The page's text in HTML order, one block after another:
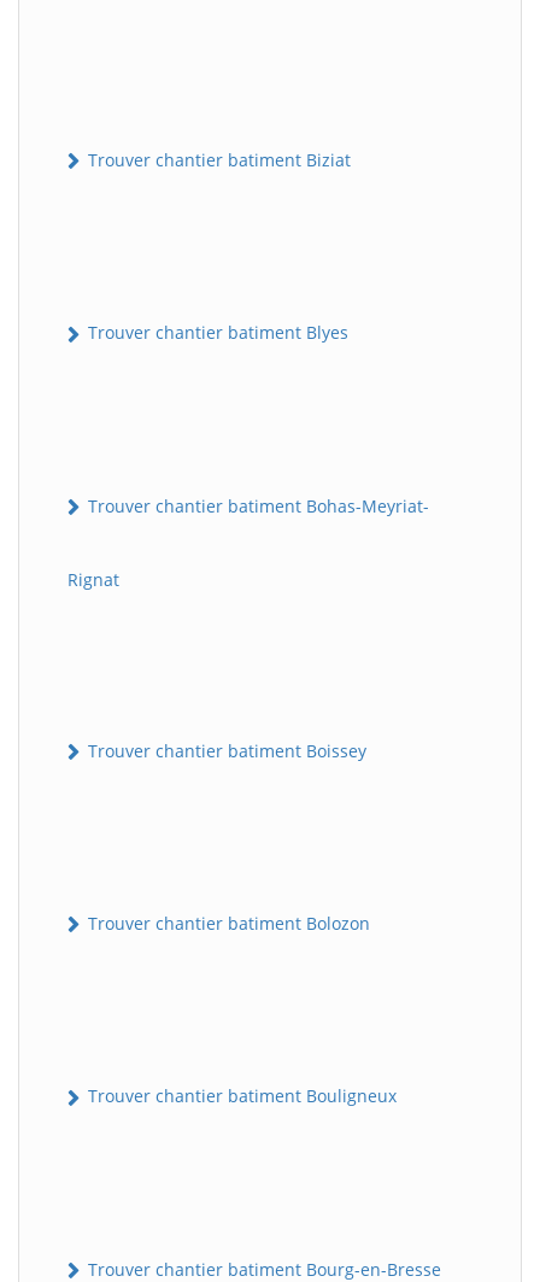
Trouver chantier batiment Biziat
Trouver chantier batiment Blyes
Trouver chantier batiment Bohas-Meyriat-
Rignat
Trouver chantier batiment Boissey
Trouver chantier batiment Bolozon
Trouver chantier batiment Bouligneux
Trouver chantier batiment Bourg-en-Bresse